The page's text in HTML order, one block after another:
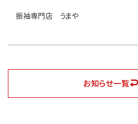
振袖専門店 うまや
お知らせ一覧